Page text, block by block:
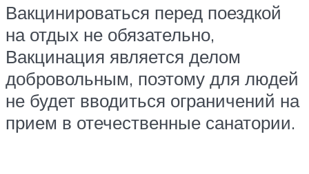
Вакцинироваться перед поездкой
на отдых не обязательно,
Вакцинация является делом
добровольным, поэтому для людей
не будет вводиться ограничений на
прием в отечественные санатории.